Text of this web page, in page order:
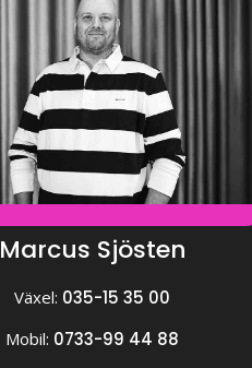
Marcus Sjösten
Växel: 035-15 35 00
Mobil: 0733-99 44 88